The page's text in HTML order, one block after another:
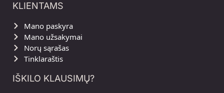
KLIENTAMS
Mano paskyra
Mano užsakymai
Norų sąrašas
Tinklaraštis
IŠKILO KLAUSIMŲ?